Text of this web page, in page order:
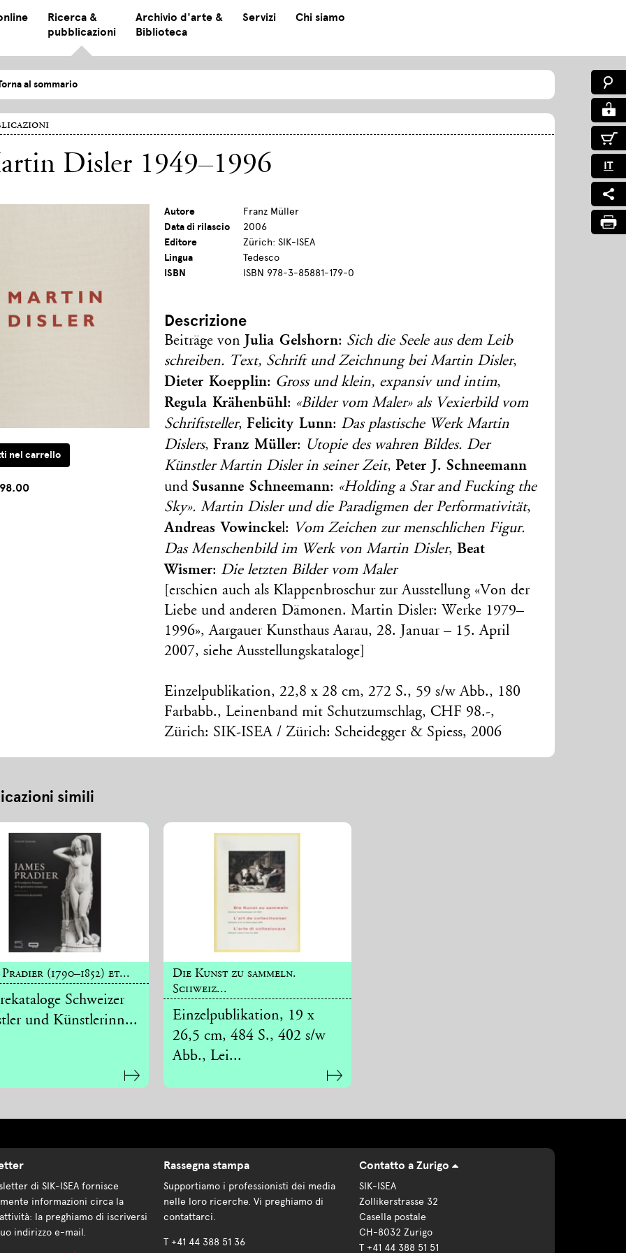
Ricerca &
pubblicazioni
Archivio d'arte &
Biblioteca
Servizi Chi siamo
IT
al sommario
Disler 1949–1996
Autore
Franz Müller
Data di rilascio
2006
Editore
Zürich: SIK-ISEA
Lingua
Tedesco
ISBN
ISBN 978-3-85881-179-0
Descrizione
Beiträge von Julia Gelshorn: Sich die Seele aus dem Leib
schreiben. Text, Schrift und Zeichnung bei Martin Disler,
Dieter Koepplin: Gross und klein, expansiv und intim,
Regula Krähenbühl: «Bilder vom Maler» als Vexierbild vom
Schriftsteller,Felicity Lunn: Das plastische Werk Martin
Dislers,Franz Müller: Utopie des wahren Bildes. Der
Künstler Martin Disler in seiner Zeit,Peter J. Schneemann
undSusanne Schneemann: «Holding a Star and Fucking the
Sky». Martin Disler und die Paradigmen der Performativität,
Andreas Vowinckel: Vom Zeichen zur menschlichen Figur.
Das Menschenbild im Werk von Martin Disler,Beat
Wismer: Die letzten Bilder vom Maler
[erschien auch als Klappenbroschur zur Ausstellung «Von der
Liebe und anderen Dämonen. Martin Disler: Werke 1979–
1996», Aargauer Kunsthaus Aarau, 28. Januar – 15. April
2007, siehe Ausstellungskataloge]
Einzelpublikation, 22,8 x 28 cm, 272 S., 59 s/w Abb., 180
Farbabb., Leinenband mit Schutzumschlag, CHF 98.-,
Zürich: SIK-ISEA / Zürich: Scheidegger & Spiess, 2006
simili
Pradier (1790–1852) et...
Schweizer
und Künstlerinn...
Die Kunst zu sammeln.
Schweiz...
Einzelpublikation, 19 x
26,5 cm, 484 S., 402 s/w
Abb., Lei...
di SIK-ISEA fornisce
informazioni circa la
la preghiamo di iscriversi
indirizzo e-mail.
Rassegna stampa
Supportiamo i professionisti dei media
nelle loro ricerche. Vi preghiamo di
contattarci.
T +41 44 388 51 36
Contatto a Zurigo
SIK-ISEA
Zollikerstrasse 32
Casella postale
CH-8032 Zurigo
T +41 44 388 51 51